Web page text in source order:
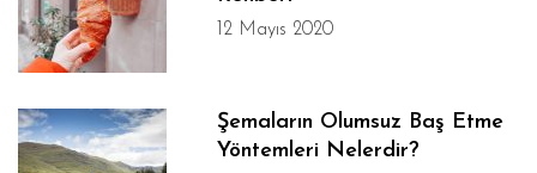
12 Mayıs 2020
Şemaların Olumsuz Baş Etme
Yöntemleri Nelerdir?